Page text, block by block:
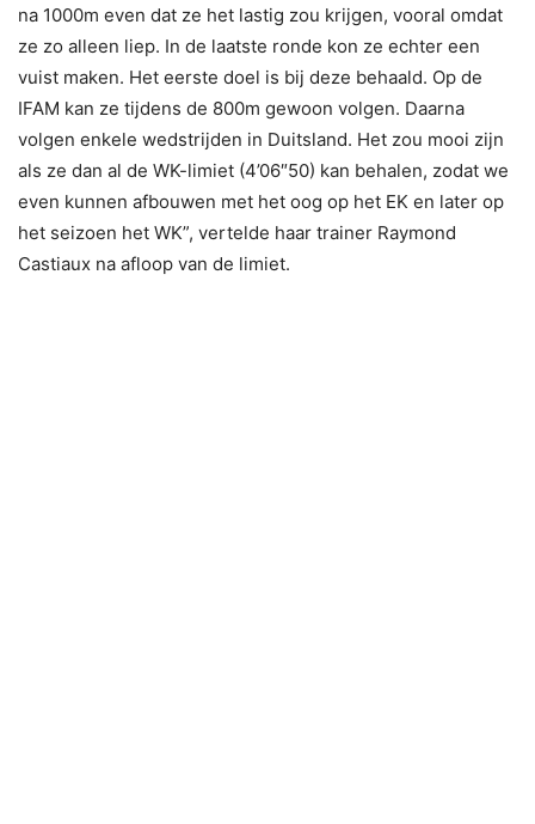
na 1000m even dat ze het lastig zou krijgen, vooral omdat
ze zo alleen liep. In de laatste ronde kon ze echter een
vuist maken. Het eerste doel is bij deze behaald. Op de
IFAM kan ze tijdens de 800m gewoon volgen. Daarna
volgen enkele wedstrijden in Duitsland. Het zou mooi zijn
als ze dan al de WK-limiet (4’06″50) kan behalen, zodat we
even kunnen afbouwen met het oog op het EK en later op
het seizoen het WK”, vertelde haar trainer Raymond
Castiaux na afloop van de limiet.